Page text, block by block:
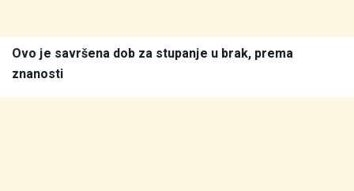
Ovo je savršena dob za stupanje u brak, prema
znanosti